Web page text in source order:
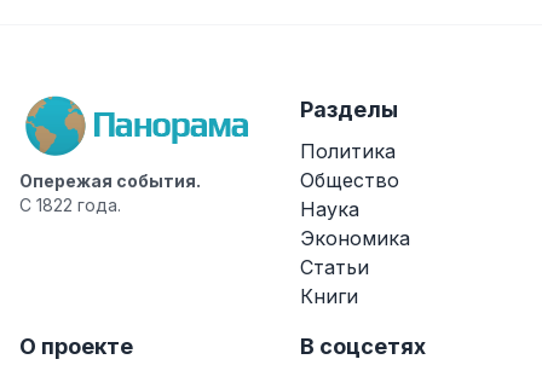
Опережая события.
С 1822 года.
Разделы
Политика
Общество
Наука
Экономика
Статьи
Книги
О проекте В соцсетях